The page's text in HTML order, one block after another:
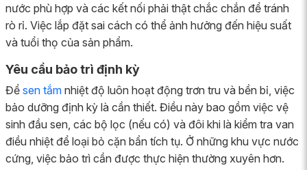
nước phù hợp và các kết nối phải thật chắc chắn để tránh
rò rỉ. Việc lắp đặt sai cách có thể ảnh hưởng đến hiệu suất
và tuổi thọ của sản phẩm.
Yêu cầu bảo trì định kỳ
Để sen tắm nhiệt độ luôn hoạt động trơn tru và bền bỉ, việc
bảo dưỡng định kỳ là cần thiết. Điều này bao gồm việc vệ
sinh đầu sen, các bộ lọc (nếu có) và đôi khi là kiểm tra van
điều nhiệt để loại bỏ cặn bẩn tích tụ. Ở những khu vực nước
cứng, việc bảo trì cần được thực hiện thường xuyên hơn.